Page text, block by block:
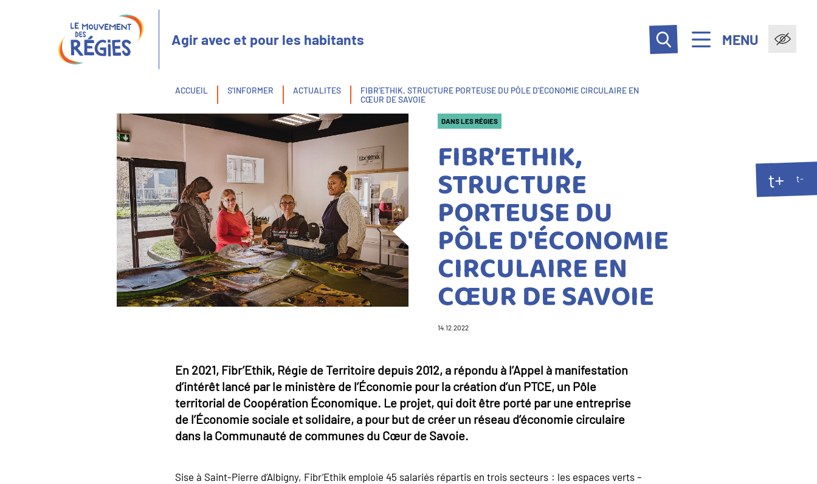
Agir avec et pour les habitants MENU
Fil
ACCUEIL S'INFORMER ACTUALITES
FIBR’ETHIK, STRUCTURE PORTEUSE DU PÔLE D'ÉCONOMIE CIRCULAIRE EN
CŒUR DE SAVOIE
DANS LES RÉGIES
FIBR’ETHIK,
STRUCTURE
PORTEUSE DU
PÔLE D'ÉCONOMIE
CIRCULAIRE EN
CŒUR DE SAVOIE
14.12.2022
En 2021, Fibr’Ethik, Régie de Territoire depuis 2012, a répondu à l’Appel à manifestation
d’intérêt lancé par le ministère de l’Économie pour la création d’un PTCE, un Pôle
territorial de Coopération Économique. Le projet, qui doit être porté par une entreprise
de l’Économie sociale et solidaire, a pour but de créer un réseau d’économie circulaire
dans la Communauté de communes du Cœur de Savoie.
Sise à Saint-Pierre d’Albigny, Fibr’Ethik emploie 45 salariés répartis en trois secteurs : les espaces verts –
t+ t-